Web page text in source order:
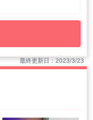
最終更新日：2023/3/23